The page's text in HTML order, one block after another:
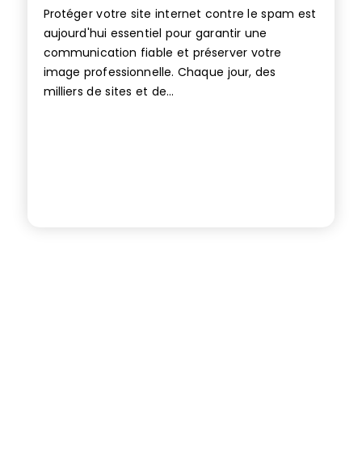
Protéger votre site internet contre le spam est
aujourd'hui essentiel pour garantir une
communication fiable et préserver votre
image professionnelle. Chaque jour, des
milliers de sites et de...